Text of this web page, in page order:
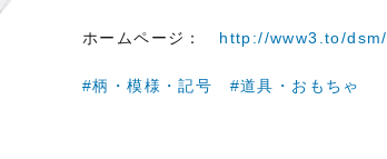
ホームページ： http://www3.to/dsm/
#柄・模様・記号 #道具・おもちゃ